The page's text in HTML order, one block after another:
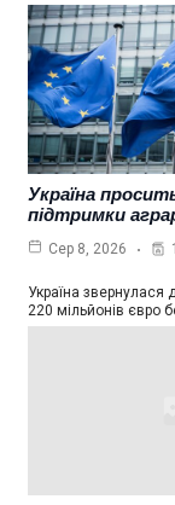
Україна
підтримки
Сер 8, 2026
Україна звернулася
220 мільйонів євро